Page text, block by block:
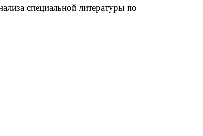
специальной литературы по